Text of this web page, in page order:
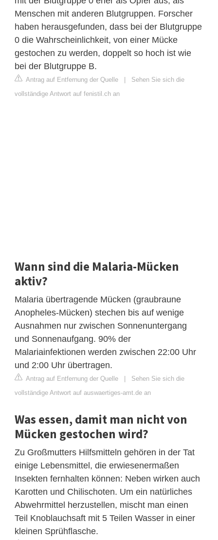
Menschen mit anderen Blutgruppen. Forscher
haben herausgefunden, dass bei der Blutgruppe
0 die Wahrscheinlichkeit, von einer Mücke
gestochen zu werden, doppelt so hoch ist wie
bei der Blutgruppe B.
Antrag auf Entfernung der Quelle | Sehen Sie sich die
vollständige Antwort auf fenistil.ch an
Wann sind die Malaria-Mücken
aktiv?
Malaria übertragende Mücken (graubraune
Anopheles-Mücken) stechen bis auf wenige
Ausnahmen nur zwischen Sonnenuntergang
und Sonnenaufgang. 90% der
Malariainfektionen werden zwischen 22:00 Uhr
und 2:00 Uhr übertragen.
Antrag auf Entfernung der Quelle | Sehen Sie sich die
vollständige Antwort auf auswaertiges-amt.de an
Was essen, damit man nicht von
Mücken gestochen wird?
Zu Großmutters Hilfsmitteln gehören in der Tat
einige Lebensmittel, die erwiesenermaßen
Insekten fernhalten können: Neben wirken auch
Karotten und Chilischoten. Um ein natürliches
Abwehrmittel herzustellen, mischt man einen
Teil Knoblauchsaft mit 5 Teilen Wasser in einer
kleinen Sprühflasche.